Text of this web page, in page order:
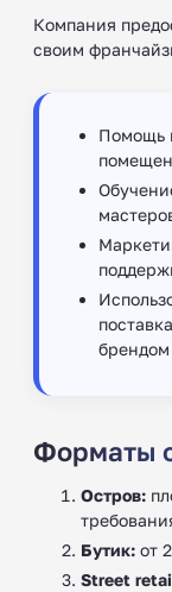
Компания
своим
Помощь
Форматы
Остров:
Бутик: от
Street